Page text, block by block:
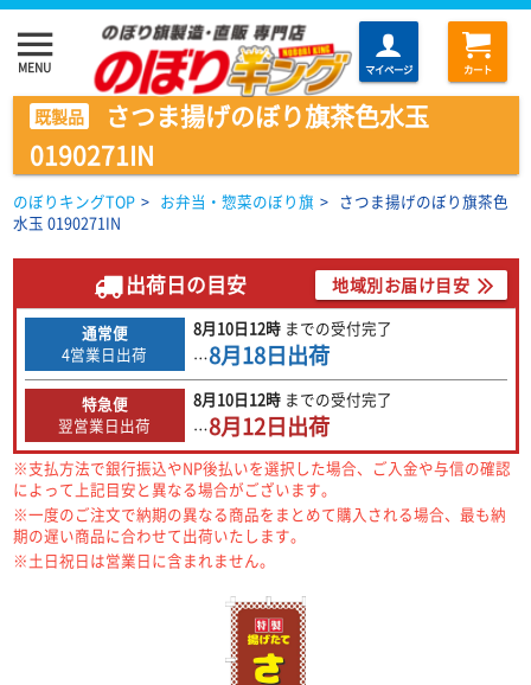
menu
MENU マイページ カート
既製品
さつま揚げのぼり旗茶色水玉
0190271IN
のぼりキングTOP > お弁当・惣菜のぼり旗 > さつま揚げのぼり旗茶色
水玉 0190271IN
出荷日の目安 地域別お届け目安
通常便
4営業日出荷
8月10日12時 までの受付完了
…8月18日出荷
特急便
翌営業日出荷
8月10日12時 までの受付完了
…8月12日出荷
※支払方法で銀行振込やNP後払いを選択した場合、ご入金や与信の確認
によって上記目安と異なる場合がございます。
※一度のご注文で納期の異なる商品をまとめて購入される場合、最も納
期の遅い商品に合わせて出荷いたします。
※土日祝日は営業日に含まれません。